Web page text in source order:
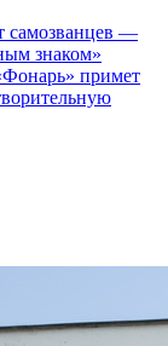
самозванцев —
знаком»
примет